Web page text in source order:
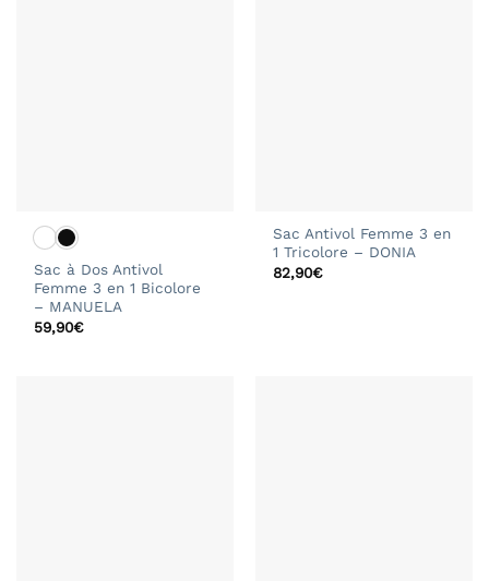
Sac à Dos Antivol
Femme 3 en 1 Bicolore
– MANUELA
59,90€
Sac Antivol Femme 3 en
1 Tricolore – DONIA
82,90€